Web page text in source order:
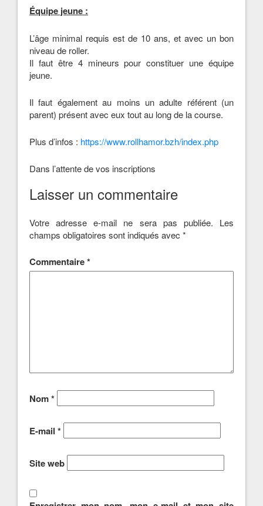
Équipe jeune :
L’âge minimal requis est de 10 ans, et avec un bon
niveau de roller.
Il faut être 4 mineurs pour constituer une équipe
jeune.
Il faut également au moins un adulte référent (un
parent) présent avec eux tout au long de la course.
Plus d’infos : https://www.rollhamor.bzh/index.php
Dans l’attente de vos inscriptions
Laisser un commentaire
Votre adresse e-mail ne sera pas publiée.
Les
champs obligatoires sont indiqués avec *
Commentaire*
Nom*
E-mail *
Site web